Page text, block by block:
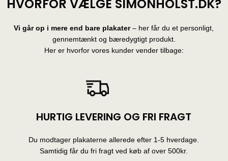
HVORFOR VÆLGE SIMONHOLST.DK?
Vi går op i mere end bare plakater– her får du et personligt,
gennemtænkt og bæredygtigt produkt.
Her er hvorfor vores kunder vender tilbage:
HURTIG LEVERING OG FRI FRAGT
Du modtager plakaterne allerede efter 1-5 hverdage.
Samtidig får du fri fragt ved køb af over 500kr.